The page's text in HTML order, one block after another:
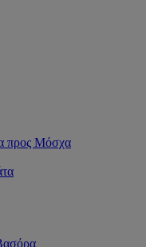
προς Μόσχα